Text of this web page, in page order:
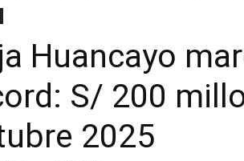
Huancayo
S/ 200
2025